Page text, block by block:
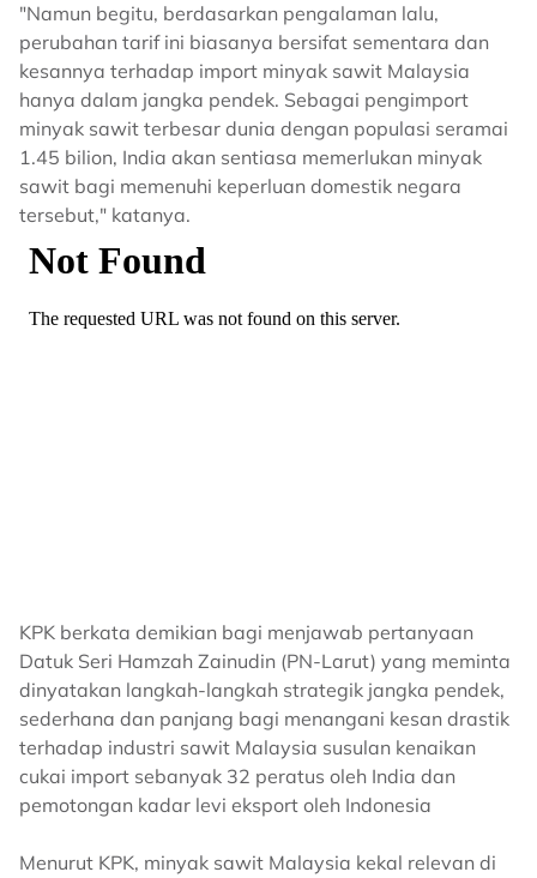
"Namun begitu, berdasarkan pengalaman lalu,
perubahan tarif ini biasanya bersifat sementara dan
kesannya terhadap import minyak sawit Malaysia
hanya dalam jangka pendek. Sebagai pengimport
minyak sawit terbesar dunia dengan populasi seramai
1.45 bilion, India akan sentiasa memerlukan minyak
sawit bagi memenuhi keperluan domestik negara
tersebut," katanya.
KPK berkata demikian bagi menjawab pertanyaan
Datuk Seri Hamzah Zainudin (PN-Larut) yang meminta
dinyatakan langkah-langkah strategik jangka pendek,
sederhana dan panjang bagi menangani kesan drastik
terhadap industri sawit Malaysia susulan kenaikan
cukai import sebanyak 32 peratus oleh India dan
pemotongan kadar levi eksport oleh Indonesia
Menurut KPK, minyak sawit Malaysia kekal relevan di